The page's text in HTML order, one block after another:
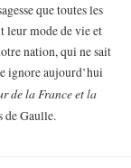
que toutes les
leur mode de vie et
nation, qui ne sait
ignore aujourd’hui
de la France et la
de Gaulle.